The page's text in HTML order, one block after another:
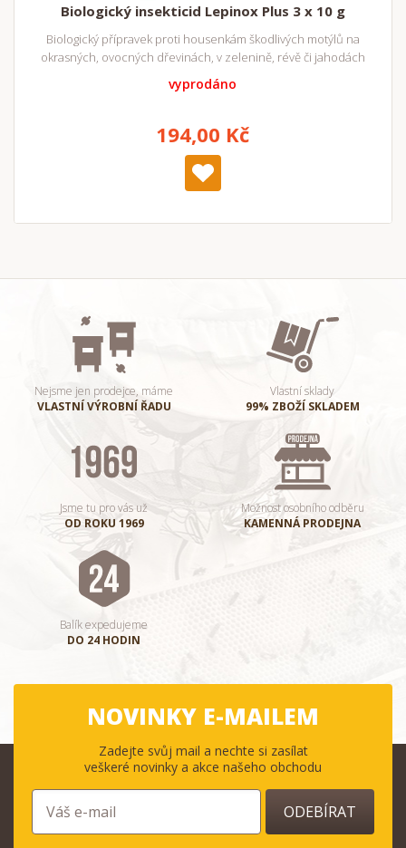
Biologický insekticid Lepinox Plus 3 x 10 g
Biologický přípravek proti housenkám škodlivých motýlů na
okrasných, ovocných dřevinách, v zelenině, révě či jahodách
vyprodáno
194,00 Kč
Nejsme jen prodejce, máme
VLASTNÍ VÝROBNÍ ŘADU
Vlastní sklady
99% ZBOŽÍ SKLADEM
Jsme tu pro vás už
OD ROKU 1969
Možnost osobního odběru
KAMENNÁ PRODEJNA
Balík expedujeme
DO 24 HODIN
NOVINKY E-MAILEM
Zadejte svůj mail a nechte si zasílat
veškeré novinky a akce našeho obchodu
ODEBÍRAT